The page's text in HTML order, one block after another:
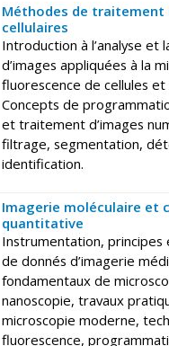
Méthodes de traitement
cellulaires
Introduction à l’analyse et
d’images appliquées à la
fluorescence de cellules et
Concepts de
et traitement d’images
filtrage, segmentation,
identification.
Imagerie moléculaire et
quantitative
Instrumentation,
de donnés d’imagerie
fondamentaux de
nanoscopie, travaux
microscopie moderne,
fluorescence,